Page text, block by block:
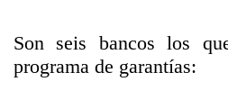
Son seis bancos los
programa de garantías: